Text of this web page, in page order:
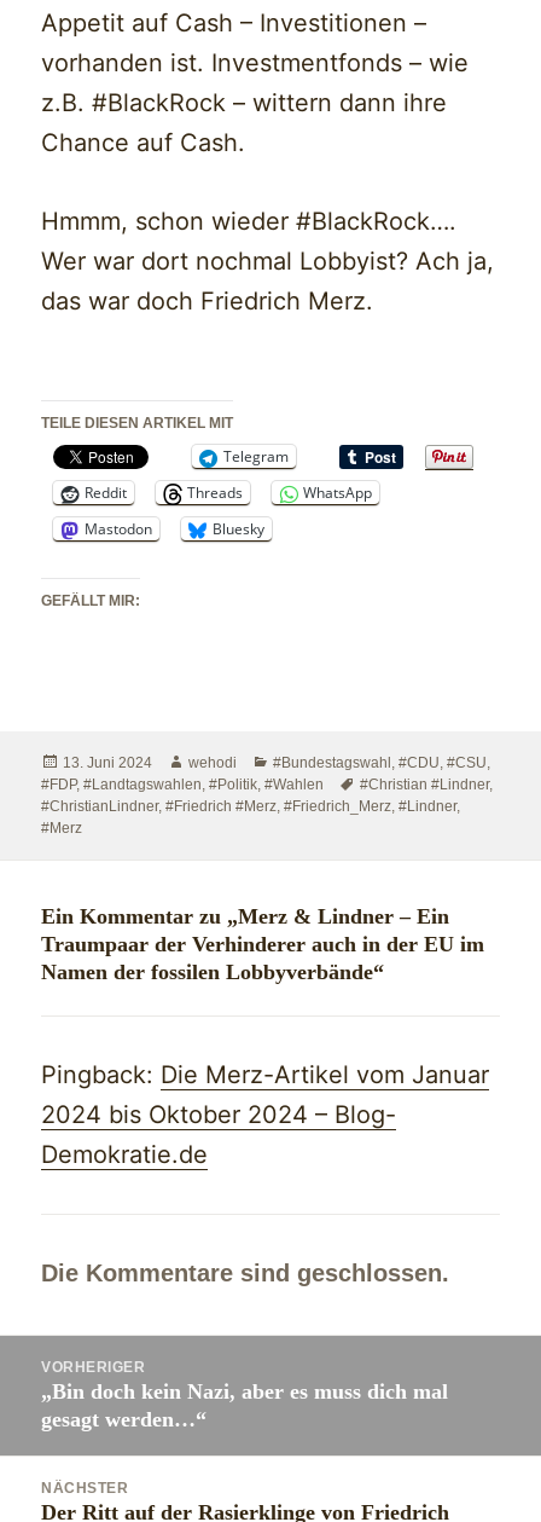
Appetit auf Cash – Investitionen –
vorhanden ist. Investmentfonds – wie
z.B. #BlackRock – wittern dann ihre
Chance auf Cash.
Hmmm, schon wieder #BlackRock….
Wer war dort nochmal Lobbyist? Ach ja,
das war doch Friedrich Merz.
TEILE DIESEN ARTIKEL MIT
Telegram
Reddit
Threads
WhatsApp
Mastodon
Bluesky
GEFÄLLT MIR:
Veröffentlicht
am
13. Juni 2024 Autor
wehodi Kategorien
#Bundestagswahl ,#CDU,#CSU,
#FDP,#Landtagswahlen,#Politik,#Wahlen Schlagwörter
#Christian #Lindner,
#ChristianLindner,#Friedrich #Merz,#Friedrich_Merz,#Lindner,
#Merz
Ein Kommentar zu „Merz & Lindner – Ein
Traumpaar der Verhinderer auch in der EU im
Namen der fossilen Lobbyverbände“
Pingback: Die Merz-Artikel vom Januar
2024 bis Oktober 2024 – Blog-
Demokratie.de
Die Kommentare sind geschlossen.
Beitragsnavigation
VORHERIGER
Vorheriger
Beitrag:
„Bin doch kein Nazi, aber es muss dich mal
gesagt werden…“
NÄCHSTER
Der Ritt auf der Rasierklinge von Friedrich